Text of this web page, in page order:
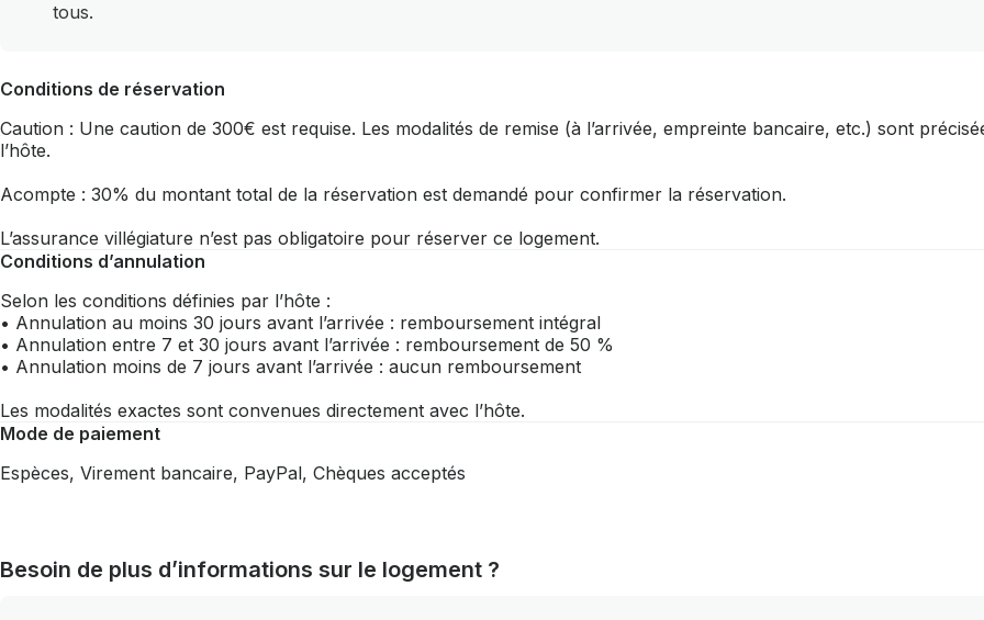
tous.
Conditions de réservation
Caution : Une caution de 300€ est requise. Les modalités de remise (à l’arrivée, empreinte bancaire, etc.) sont
l’hôte.
Acompte : 30% du montant total de la réservation est demandé pour confirmer la réservation.
L’assurance villégiature n’est pas obligatoire pour réserver ce logement.
Conditions d’annulation
Selon les conditions définies par l’hôte :
• Annulation au moins 30 jours avant l’arrivée : remboursement intégral
• Annulation entre 7 et 30 jours avant l’arrivée : remboursement de 50 %
• Annulation moins de 7 jours avant l’arrivée : aucun remboursement
Les modalités exactes sont convenues directement avec l’hôte.
Mode de paiement
Espèces, Virement bancaire, PayPal, Chèques acceptés
Besoin de plus d’informations sur le logement ?